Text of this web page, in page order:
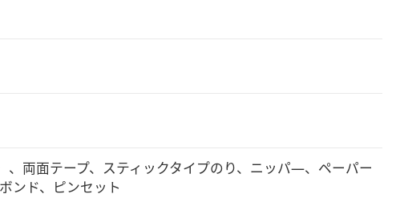
両面テープ、スティックタイプのり、ニッパ―、ペーパー
ンド、ピンセット